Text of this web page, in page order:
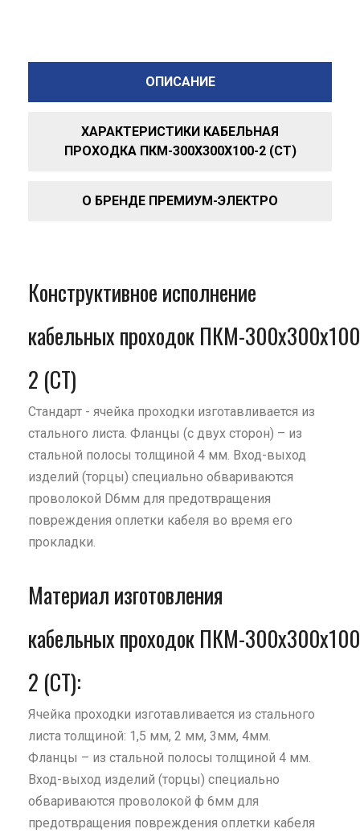
ОПИСАНИЕ
ХАРАКТЕРИСТИКИ КАБЕЛЬНАЯ
ПРОХОДКА ПКМ-300Х300Х100-2 (СТ)
О БРЕНДЕ ПРЕМИУМ-ЭЛЕКТРО
Конструктивное исполнение
кабельных проходок ПКМ-
2 (СТ)
Стандарт - ячейка проходки изготавливается из
стального листа. Фланцы (с двух сторон) – из
стальной полосы толщиной 4 мм. Вход-выход
изделий (торцы) специально обвариваются
проволокой D6мм для предотвращения
повреждения оплетки кабеля во время его
прокладки.
Материал изготовления
кабельных проходок ПКМ-
2 (СТ):
Ячейка проходки изготавливается из стального
листа толщиной: 1,5 мм, 2 мм, 3мм, 4мм.
Фланцы – из стальной полосы толщиной 4 мм.
Вход-выход изделий (торцы) специально
обвариваются проволокой ф 6мм для
предотвращения повреждения оплетки кабеля